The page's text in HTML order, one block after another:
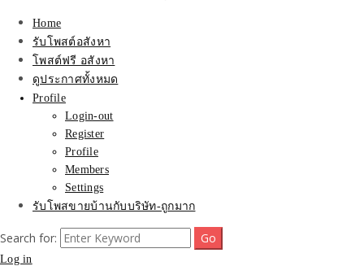
Home
รับโพสต์อสังหา
โพสต์ฟรี อสังหา
ดูประกาศทั้งหมด
Profile
Login-out
Register
Profile
Members
Settings
รับโพสขายบ้านกับบริษัท-ถูกมาก
Search for:
Log in